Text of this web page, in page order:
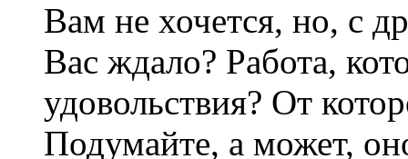
Вам не хочется, но, с
Вас ждало? Работа,
удовольствия? От
Подумайте, а может,